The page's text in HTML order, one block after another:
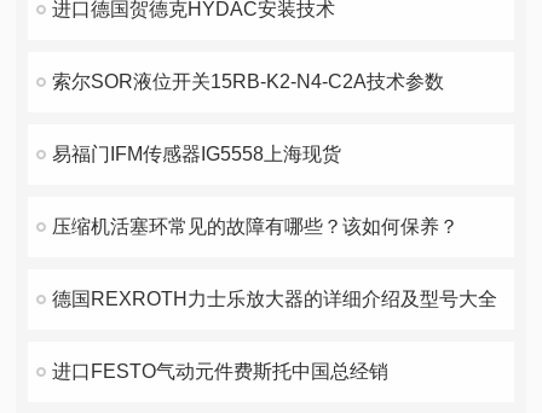
进口德国贺德克HYDAC安装技术
索尔SOR液位开关15RB-K2-N4-C2A技术参数
易福门IFM传感器IG5558上海现货
压缩机活塞环常见的故障有哪些？该如何保养？
德国REXROTH力士乐放大器的详细介绍及型号大全
进口FESTO气动元件费斯托中国总经销